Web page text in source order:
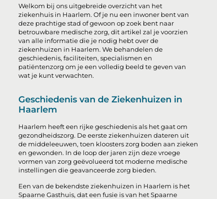
Welkom bij ons uitgebreide overzicht van het
ziekenhuis in Haarlem. Of je nu een inwoner bent van
deze prachtige stad of gewoon op zoek bent naar
betrouwbare medische zorg, dit artikel zal je voorzien
van alle informatie die je nodig hebt over de
ziekenhuizen in Haarlem. We behandelen de
geschiedenis, faciliteiten, specialismen en
patiëntenzorg om je een volledig beeld te geven van
wat je kunt verwachten.
Geschiedenis van de Ziekenhuizen in
Haarlem
Haarlem heeft een rijke geschiedenis als het gaat om
gezondheidszorg. De eerste ziekenhuizen dateren uit
de middeleeuwen, toen kloosters zorg boden aan zieken
en gewonden. In de loop der jaren zijn deze vroege
vormen van zorg geëvolueerd tot moderne medische
instellingen die geavanceerde zorg bieden.
Een van de bekendste ziekenhuizen in Haarlem is het
Spaarne Gasthuis, dat een fusie is van het Spaarne